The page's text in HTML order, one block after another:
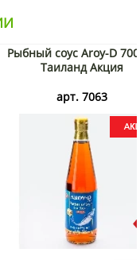
Рыбный соус Aroy-D
Таиланд Акция
арт. 7063